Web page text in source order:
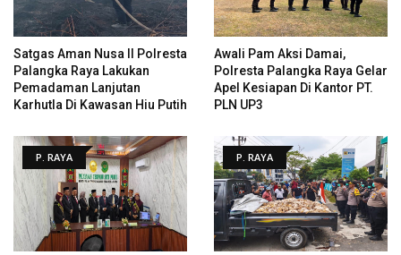
Satgas Aman Nusa II Polresta
Palangka Raya Lakukan
Pemadaman Lanjutan
Karhutla Di Kawasan Hiu Putih
Awali Pam Aksi Damai,
Polresta Palangka Raya Gelar
Apel Kesiapan Di Kantor PT.
PLN UP3
P. RAYA P. RAYA